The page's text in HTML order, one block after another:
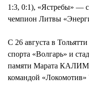
1:3, 0:1), «Ястребы» —
чемпион Литвы
С 26 августа в
спорта «Волгарь» и
памяти Марата
командой «Локомотив»